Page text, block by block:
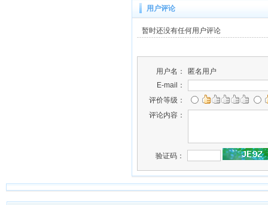
用户评论
暂时还没有任何用户评论
用户名：
匿名用户
E-mail：
评价等级：
评论内容：
验证码：